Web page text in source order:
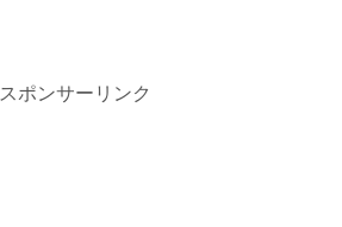
スポンサーリンク